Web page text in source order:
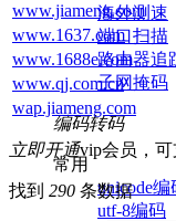
海外测速
端口扫描
路由器追
子网掩码
编码转码
常用
unicode编
utf-8编码
www.jiameng.com
www.1637.com
www.1688e.com
www.qj.com.cn
wap.jiameng.com
立即开通vip会员，
找到 290 条数据